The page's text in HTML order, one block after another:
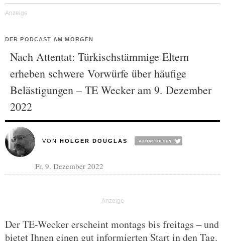
DER PODCAST AM MORGEN
Nach Attentat: Türkischstämmige Eltern
erheben schwere Vorwürfe über häufige
Belästigungen – TE Wecker am 9. Dezember
2022
VON HOLGER DOUGLAS
Fr, 9. Dezember 2022
Der TE-Wecker erscheint montags bis freitags – und
bietet Ihnen einen gut informierten Start in den Tag.